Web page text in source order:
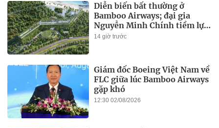
Diễn biến bất thường ở
Bamboo Airways; đại gia
Nguyễn Minh Chính tiềm lực
ra sao?
14 giờ trước
Giám đốc Boeing Việt Nam về
FLC giữa lúc Bamboo Airways
gặp khó
12:30 02/08/2026